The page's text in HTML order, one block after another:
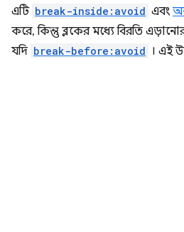
এটি break-inside:avoid এবং
করে, কিন্তু ব্লকের মধ্যে বিরতি
যদি break-before:avoid । এই